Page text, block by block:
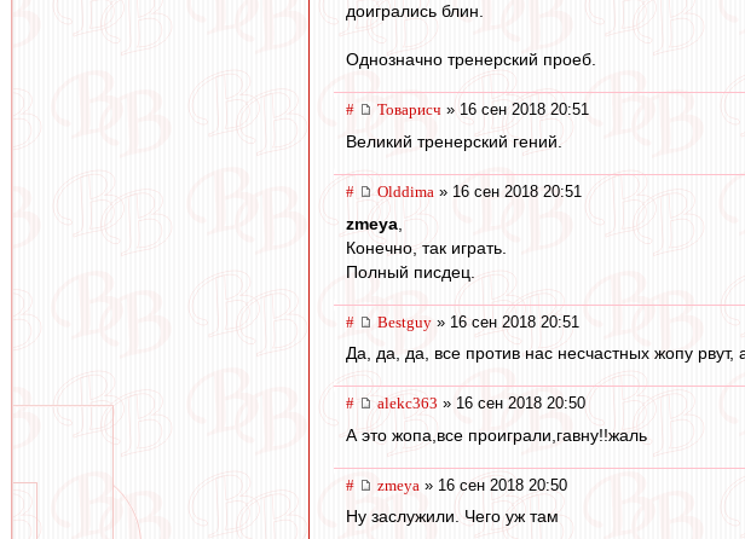
доигрались блин.
Однозначно тренерский проеб.
# Товарисч » 16 сен 2018 20:51
Великий тренерский гений.
# Olddima » 16 сен 2018 20:51
zmeya
Конечно, так играть.
Полный писдец.
# Bestguy » 16 сен 2018 20:51
Да, да, да, все против нас несчастных жопу
# alekc363 » 16 сен 2018 20:50
А это жопа,все проиграли,гавну!!жаль
# zmeya » 16 сен 2018 20:50
Ну заслужили. Чего уж там